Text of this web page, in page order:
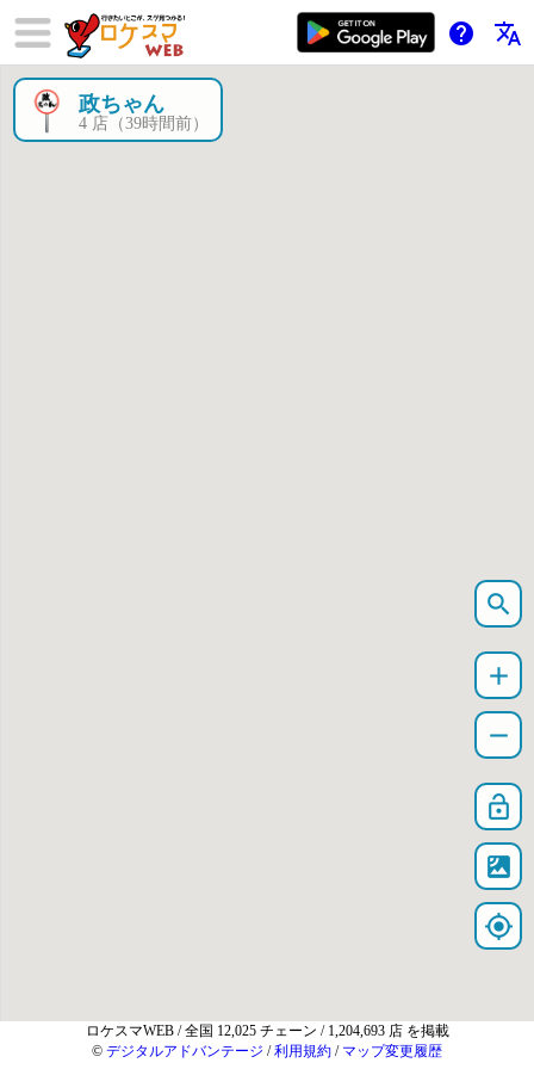
help translate
政ちゃん
4 店（39時間前）
search
add
remove
lock_open
satellite
my_location
ロケスマWEB / 全国 12,025 チェーン / 1,204,693 店 を掲載
© デジタルアドバンテージ /利用規約 / マップ変更履歴